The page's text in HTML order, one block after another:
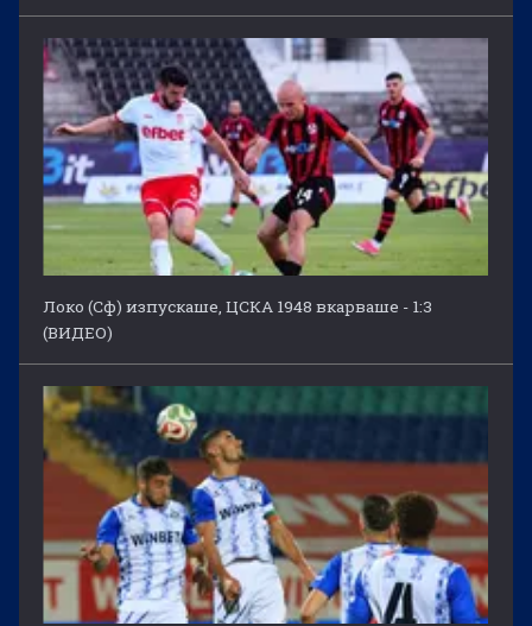
Локо (Сф) изпускаше, ЦСКА 1948 вкарваше - 1:3
(ВИДЕО)